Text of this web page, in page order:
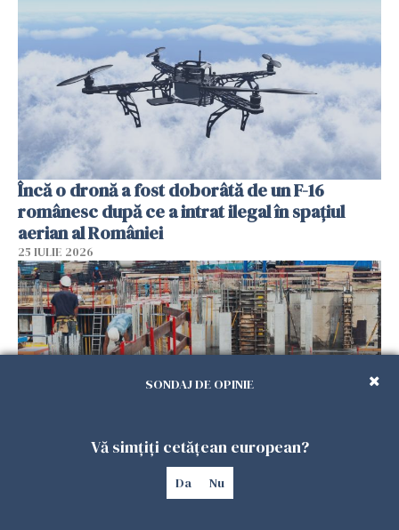
Încă o dronă a fost doborâtă de un F-16
românesc după ce a intrat ilegal în spațiul
aerian al României
25 IULIE 2026
Se caută urgent români pentru șantiere din
Marea Britanie. Salarii de până la 29 de lire pe
SONDAJ DE OPINIE
Vă simțiți cetățean european?
Da Nu